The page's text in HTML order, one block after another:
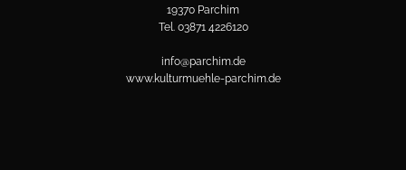
19370 Parchim
Tel. 03871 4226120
info@parchim.de
www.kulturmuehle-parchim.de